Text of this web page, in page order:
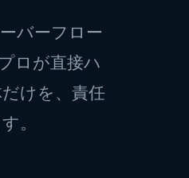
バーフロー
ロが直接ハ
けを、責任
。